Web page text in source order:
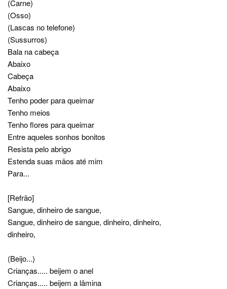
(Carne)
(Osso)
(Lascas no telefone)
(Sussurros)
Bala na cabeça
Abaixo
Cabeça
Abaixo
Tenho poder para queimar
Tenho meios
Tenho flores para queimar
Entre aqueles sonhos bonitos
Resista pelo abrigo
Estenda suas mãos até mim
Para...
[Refrão]
Sangue, dinheiro de sangue,
Sangue, dinheiro de sangue, dinheiro, dinheiro,
dinheiro,
(Beijo...)
Crianças..... beijem o anel
Crianças..... beijem a lâmina